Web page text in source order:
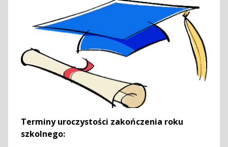
Terminy uroczystości zakończenia roku
szkolnego: